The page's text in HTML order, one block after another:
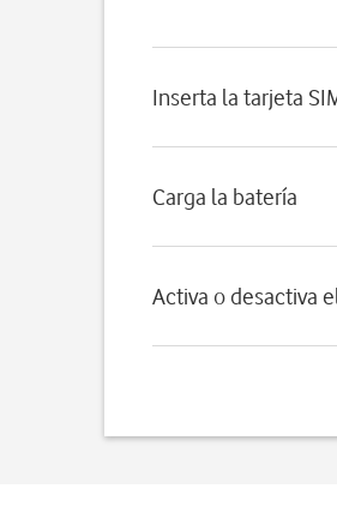
Inserta la tarjeta
Carga la batería
Activa o desactiva